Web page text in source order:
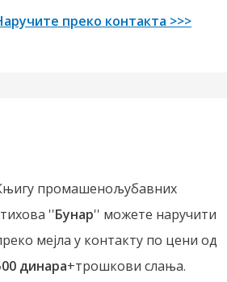
преко контакта >>>
промашенољубавних
''Бунар'' можете наручити
мејла у контакту по цени од
динара+трошкови слања.